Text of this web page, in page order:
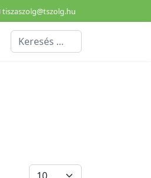
tiszaszolg@tszolg.hu
Keresés...
Tételek #